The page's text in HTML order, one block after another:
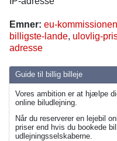
Guide til billig billeje
Vores ambition er at hjælpe
online biludlejning.
Når du reserverer en lejebil
priser end hvis du bookede
udlejningsselskaberne.
Emner: eu-
billigste-lande, ulovlig-
adresse